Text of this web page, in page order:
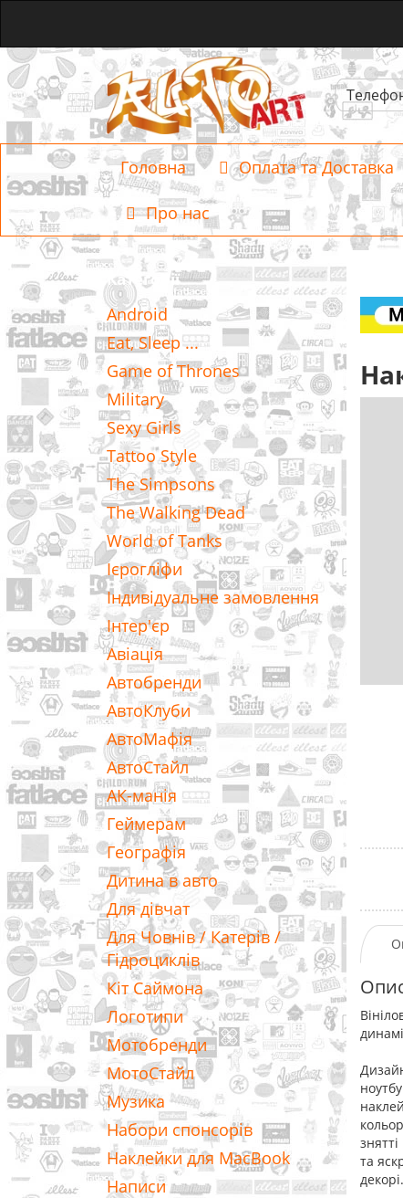
Головна Оплата та Доставка
Про нас
Категорії
Android
Eat, Sleep ...
Game of Thrones
Military
Sexy Girls
Tattoo Style
The Simpsons
The Walking Dead
World of Tanks
Ієрогліфи
Індивідуальне замовлення
Інтер'єр
Авіація
Автобренди
АвтоКлуби
АвтоМафія
АвтоСтайл
АК-манія
Геймерам
Географія
Дитина в авто
Для дівчат
Для Човнів / Катерів /
Гідроциклів
Кіт Саймона
Логотипи
Мотобренди
МотоСтайл
Музика
Набори спонсорів
Наклейки для MacBook
Написи
та
декорі.